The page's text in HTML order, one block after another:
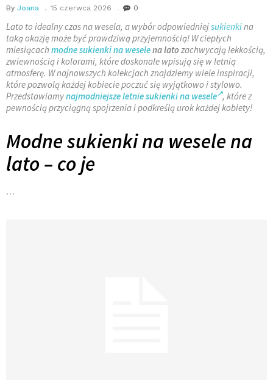
By Joana 15 czerwca 2026 0
Lato to idealny czas na wesela, a wybór odpowiedniejsukienkina
taką okazję może być prawdziwą przyjemnością! W ciepłych
miesiącach modne sukienki na weselena latozachwycają lekkością,
zwiewnością i kolorami, które doskonale wpisują się w letnią
atmosferę. W najnowszych kolekcjach znajdziemy wiele inspiracji,
które pozwolą każdej kobiecie poczuć się wyjątkowo i stylowo.
Przedstawiamynajmodniejsze letnie sukienki na wesele , które z
pewnością przyciągną spojrzenia i podkreślą urok każdej kobiety!
Modne sukienki na wesele na
lato – co je
…